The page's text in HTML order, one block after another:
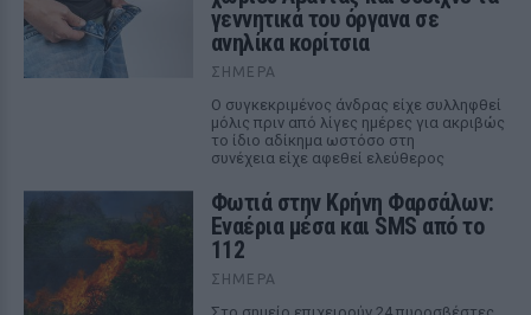
γεννητικά του όργανα σε
ανηλίκα κορίτσια
ΣΉΜΕΡΑ
Ο συγκεκριμένος άνδρας είχε συλληφθεί
μόλις πριν από λίγες ημέρες για ακριβώς
το ίδιο αδίκημα ωστόσο στη
συνέχεια είχε αφεθεί ελεύθερος
Φωτιά στην Κρήνη Φαρσάλων:
Εναέρια μέσα και SMS από το
112
ΣΉΜΕΡΑ